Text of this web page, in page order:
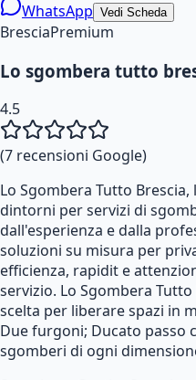
WhatsApp Vedi Scheda
BresciaPremium
Lo sgombera tutto
4.5
(7 recensioni Google)
Lo Sgombera Tutto
dintorni per servizi di
dall'esperienza e dalla
soluzioni su misura per
efficienza, rapidit e
servizio. Lo Sgombera
scelta per liberare spazi in
Due furgoni; Ducato passo
sgomberi di ogni